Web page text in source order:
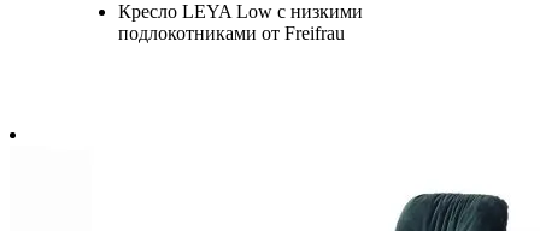
Кресло LEYA Low с низкими
подлокотниками от Freifrau